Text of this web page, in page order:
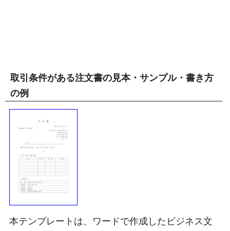
取引条件がある注文書の見本・サンプル・書き方
の例
本テンプレートは、ワードで作成したビジネス文